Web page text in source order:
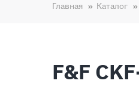
Главная Каталог
F&F